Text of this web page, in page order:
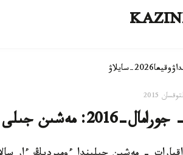
وقيعا2026-سايلاۋ
جىلى ءسىز ءۇشىن قانداي بولماق؟